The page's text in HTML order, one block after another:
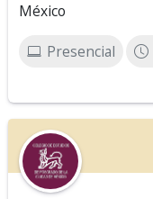
México
Presencial